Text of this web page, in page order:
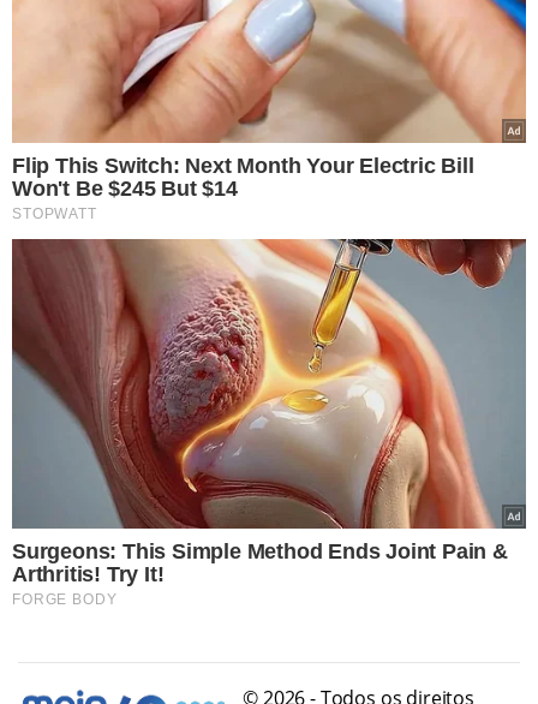
© 2026 - Todos os direitos